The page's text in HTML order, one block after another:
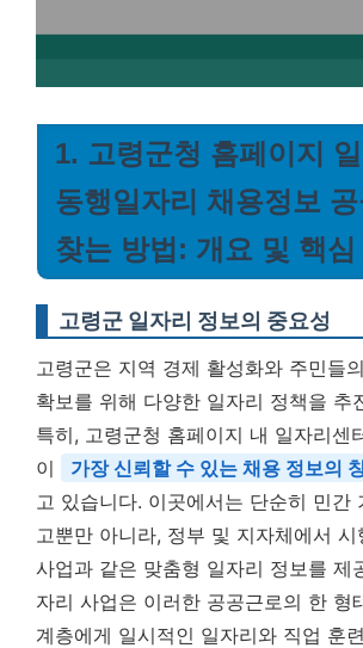
1. 고령군청 홈페이지
동행일자리 채용정보
찾는 방법: 개요 및 핵심
고령군 일자리 정보의 중요성
고령군은 지역 경제 활성화와 주민들
확보를 위해 다양한 일자리 정책을 추
특히, 고령군청 홈페이지 내 일자리센
이
가장 신뢰할 수 있는 채용 정보의
고 있습니다. 이곳에서는 단순히 민간
고뿐만 아니라, 정부 및 지자체에서
사업과 같은 맞춤형 일자리 정보를 제
자리 사업은 이러한 공공근로의 한 형
계층에게 일시적인 일자리와 직업 훈